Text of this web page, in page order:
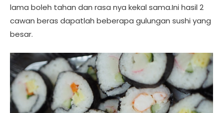
lama boleh tahan dan rasa nya kekal sama.Ini hasil 2
cawan beras dapatlah beberapa gulungan sushi yang
besar.